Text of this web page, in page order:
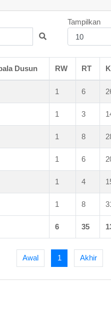
Tampilkan
Dusun RW RT
1 6
1 3
1 8
1 6
1 4
1 8
6 35
Awal 1 Akhir